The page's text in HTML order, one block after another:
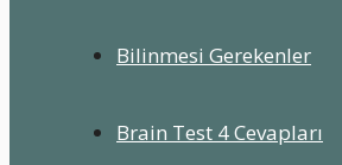
Bilinmesi Gerekenler
Brain Test 4 Cevapları